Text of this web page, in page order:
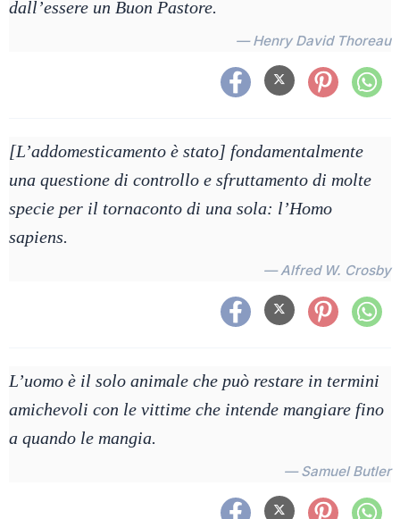
dall’essere un Buon Pastore.
— Henry David Thoreau
[L’addomesticamento è stato] fondamentalmente
una questione di controllo e sfruttamento di molte
specie per il tornaconto di una sola: l’Homo
sapiens.
— Alfred W. Crosby
L’uomo è il solo animale che può restare in termini
amichevoli con le vittime che intende mangiare fino
a quando le mangia.
— Samuel Butler